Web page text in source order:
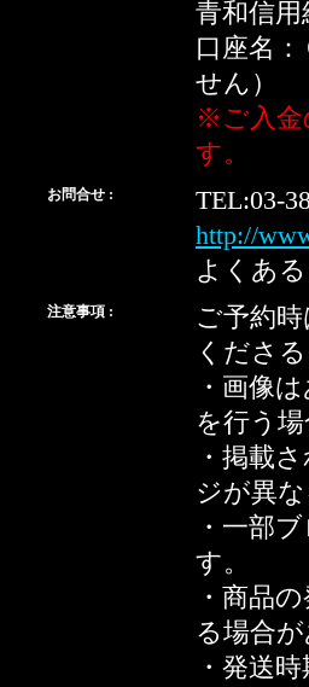
青和信
口座名
せん）
※ご入金
す。
お問合せ :
TEL:03-
http://
よくあ
注意事項 :
ご予約
くださ
・画像
を行う
・掲載
ジが異
・一部
す。
・商品
る場合
・発送